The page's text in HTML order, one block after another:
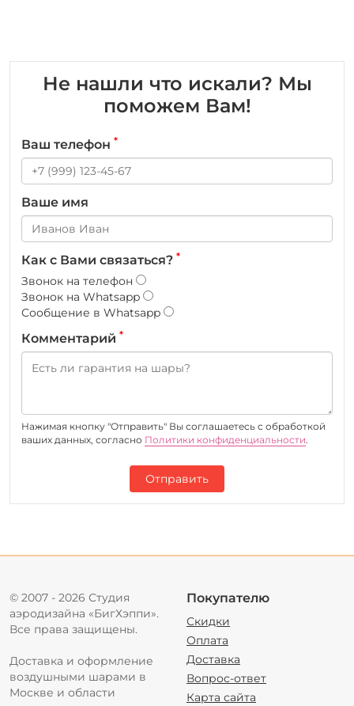
Не нашли что искали? Мы
поможем Вам!
Ваш телефон *
Ваше имя
Как с Вами связаться? *
Звонок на телефон
Звонок на Whatsapp
Сообщение в Whatsapp
Комментарий *
Нажимая кнопку "Отправить" Вы соглашаетесь c обработкой
ваших данных, согласно Политики конфиденциальности.
Отправить
© 2007 - 2026 Студия
аэродизайна «БигХэппи».
Все права защищены.
Доставка и оформление
воздушными шарами в
Москве и области
Покупателю
Скидки
Оплата
Доставка
Вопрос-ответ
Карта сайта